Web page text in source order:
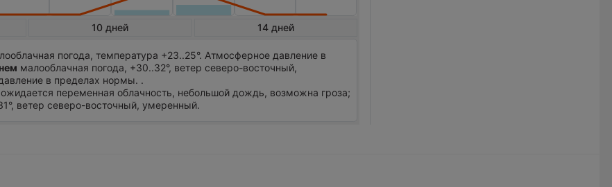
10 дней 14 дней
погода, температура +23..25°. Атмосферное давление в
малооблачная погода, +30..32°, ветер северо-восточный,
в пределах нормы. .
ожидается переменная облачность, небольшой дождь, возможна гроза;
ветер северо-восточный, умеренный.